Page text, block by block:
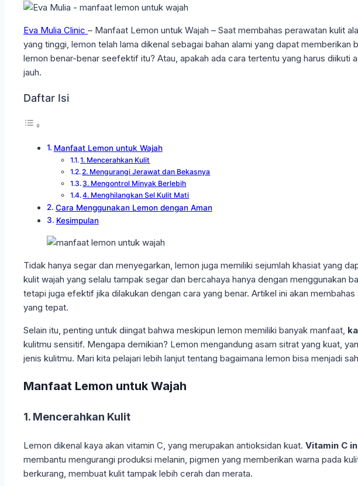
Eva Mulia Clinic – Manfaat Lemon untuk Wajah – Saat membahas perawatan kulit
yang tinggi, lemon telah lama dikenal sebagai bahan alami yang dapat
lemon benar-benar seefektif itu? Atau, apakah ada cara tertentu yang harus
jauh.
Daftar Isi
Manfaat Lemon untuk Wajah
1. Mencerahkan Kulit
2. Mengurangi Jerawat dan Bekasnya
3. Mengontrol Minyak Berlebih
4. Menghilangkan Sel Kulit Mati
Cara Menggunakan Lemon dengan Aman
Kesimpulan
Tidak hanya segar dan menyegarkan, lemon juga memiliki sejumlah khasiat yang
kulit wajah yang selalu tampak segar dan bercahaya hanya dengan menggunakan
tetapi juga efektif jika dilakukan dengan cara yang benar. Artikel ini akan
yang tepat.
Selain itu, penting untuk diingat bahwa meskipun lemon memiliki banyak manfaat,
kulitmu sensitif. Mengapa demikian? Lemon mengandung asam sitrat yang kuat,
jenis kulitmu. Mari kita pelajari lebih lanjut tentang bagaimana lemon bisa menjadi
Manfaat Lemon untuk Wajah
1. Mencerahkan Kulit
Lemon dikenal kaya akan vitamin C, yang merupakan antioksidan kuat. Vitamin C
membantu mengurangi produksi melanin, pigmen yang memberikan warna pada
berkurang, membuat kulit tampak lebih cerah dan merata.